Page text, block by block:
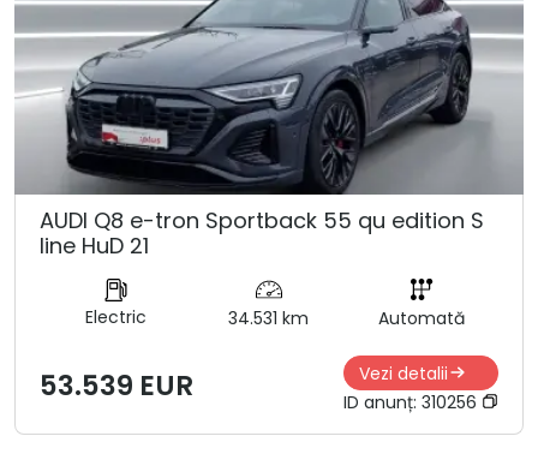
AUDI Q8 e-tron Sportback 55 qu edition S
line HuD 21
Electric 34.531 km Automată
53.539 EUR
Vezi detalii
ID anunț: 310256